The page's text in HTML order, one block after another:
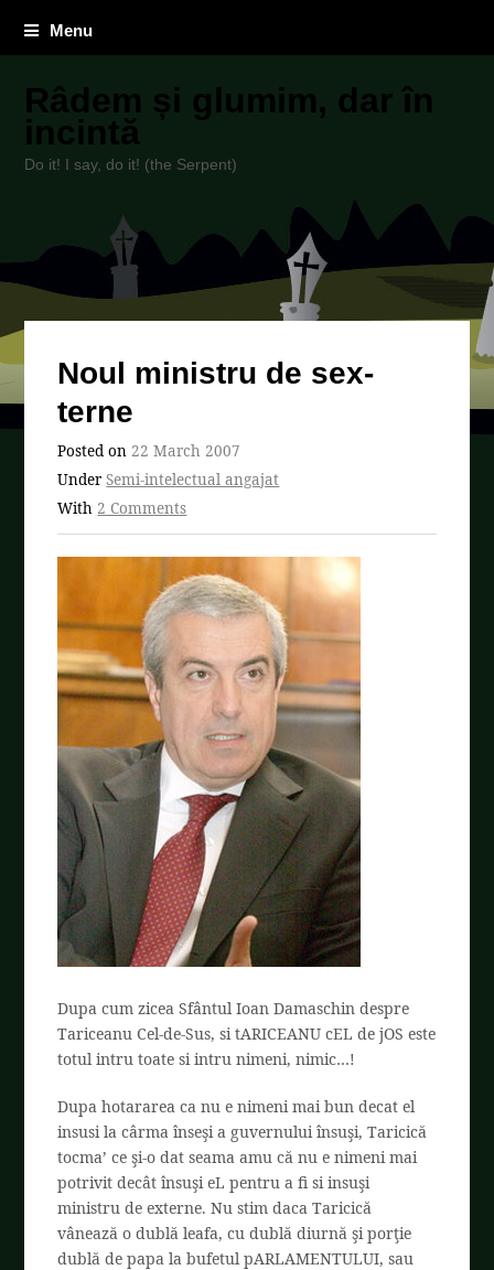
Menu
Râdem și glumim, dar în
incintă
Do it! I say, do it! (the Serpent)
Noul ministru de sex-
terne
Posted on22 March 2007
UnderSemi-intelectual angajat
With2 Comments
Dupa cum zicea Sfântul Ioan Damaschin despre
Tariceanu Cel-de-Sus, si tARICEANU cEL de jOS este
totul intru toate si intru nimeni, nimic…!
Dupa hotararea ca nu e nimeni mai bun decat el
insusi la cârma înseşi a guvernului însuşi, Taricică
tocma’ ce şi-o dat seama amu că nu e nimeni mai
potrivit decât însuşi eL pentru a fi si insuşi
ministru de externe. Nu stim daca Taricică
vânează o dublă leafa, cu dublă diurnă şi porţie
dublă de papa la bufetul pARLAMENTULUI, sau